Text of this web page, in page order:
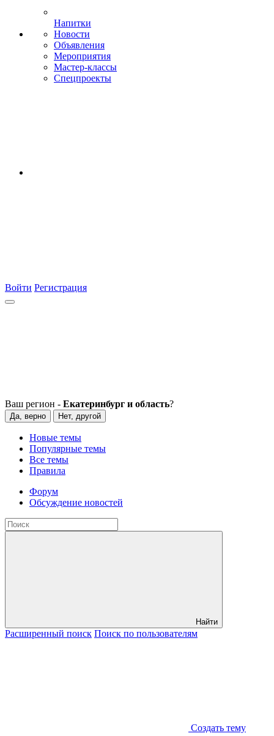
Напитки
Новости
Объявления
Мероприятия
Мастер-классы
Спецпроекты
Войти Регистрация
Ваш регион - Екатеринбург и область?
Да, верно Нет, другой
Новые темы
Популярные темы
Все темы
Правила
Форум
Обсуждение новостей
Найти
Расширенный поиск Поиск по пользователям
Создать тему